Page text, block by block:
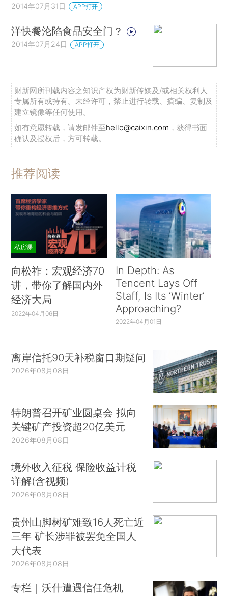
2014年07月31日 APP打开
洋快餐沦陷食品安全门？
2014年07月24日 APP打开
财新网所刊载内容之知识产权为财新传媒及/或相关权利人
专属所有或持有。未经许可，禁止进行转载、摘编、复制及
建立镜像等任何使用。
如有意愿转载，请发邮件至hello@caixin.com ，获得书面
确认及授权后，方可转载。
推荐阅读
私房课
向松祚：宏观经济70
讲，带你了解国内外
经济大局
2022年04月06日
In Depth: As
Tencent Lays Off
Staff, Is Its ‘Winter’
Approaching?
2022年04月01日
离岸信托90天补税窗口期疑问
2026年08月08日
特朗普召开矿业圆桌会 拟向
关键矿产投资超20亿美元
2026年08月08日
境外收入征税 保险收益计税
详解(含视频)
2026年08月08日
贵州山脚树矿难致16人死亡近
三年 矿长涉罪被罢免全国人
大代表
2026年08月08日
专栏｜沃什遭遇信任危机